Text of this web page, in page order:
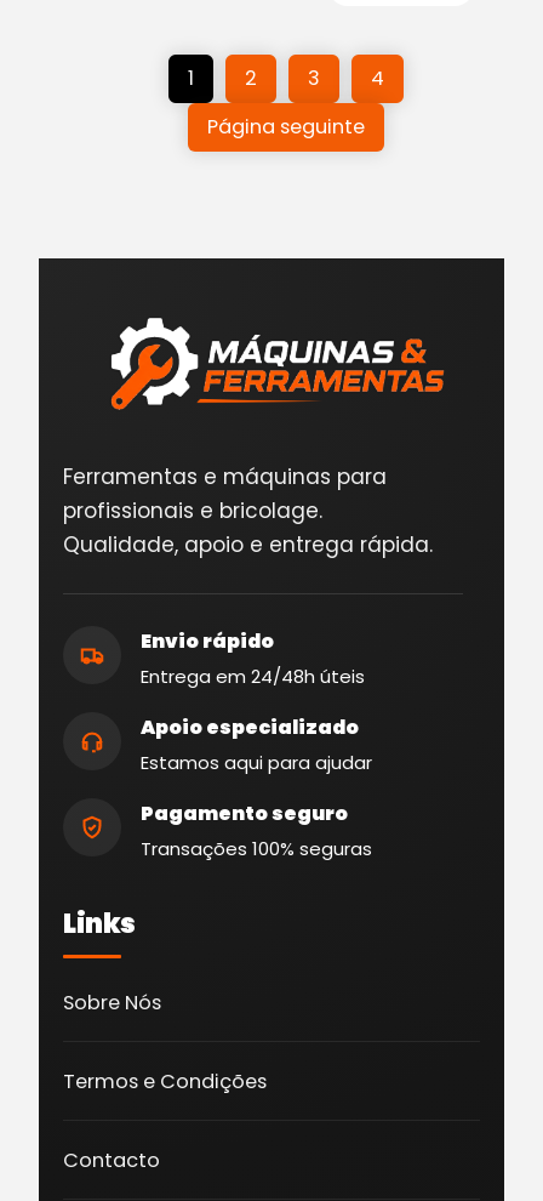
1 2 3
4
Página seguinte
Ferramentas e máquinas para
profissionais e bricolage.
Qualidade, apoio e entrega rápida.
Envio rápido
Entrega em 24/48h úteis
Apoio especializado
Estamos aqui para ajudar
Pagamento seguro
Transações 100% seguras
Links
Sobre Nós
Termos e Condições
Contacto